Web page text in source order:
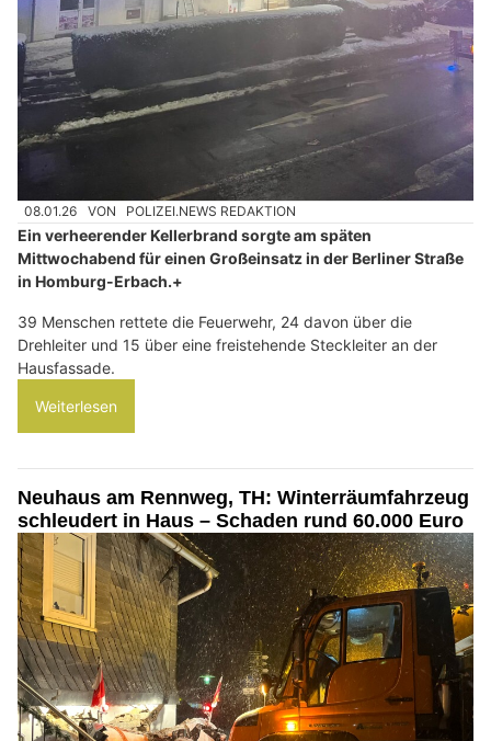
08.01.26 VON POLIZEI.NEWS REDAKTION
Ein verheerender Kellerbrand sorgte am späten
Mittwochabend für einen Großeinsatz in der Berliner Straße
in Homburg-Erbach.+
39 Menschen rettete die Feuerwehr, 24 davon über die
Drehleiter und 15 über eine freistehende Steckleiter an der
Hausfassade.
Weiterlesen
Neuhaus am Rennweg, TH: Winterräumfahrzeug
schleudert in Haus – Schaden rund 60.000 Euro